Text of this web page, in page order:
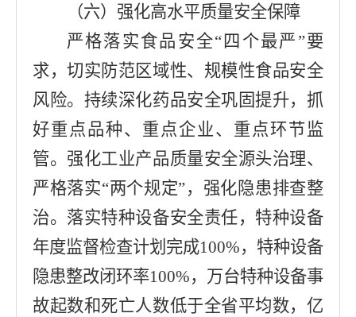
（六）强化高水平质量安全保障
严格落实食品安全“ 四个最严 ”要
求，切实防范区域性、规模性食品安全
风险。持续深化药品安全巩固提升，抓
好重点品种、重点企业、重点环节监
管。强化工业产品质量安全源头治理、
严格落实“两个规定”，强化隐患排查整
治。落实特种设备安全责任，特种设备
年度监督检查计划完成100%，特种设备
隐患整改闭环率100%，万台特种设备事
故起数和死亡人数低于全省平均数，亿